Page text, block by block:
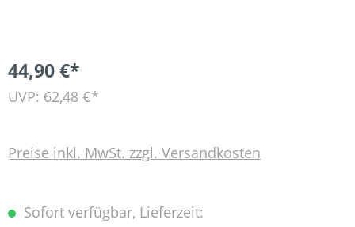
44,90 €*
UVP: 62,48 €*
Preise inkl. MwSt. zzgl. Versandkosten
Sofort verfügbar, Lieferzeit: